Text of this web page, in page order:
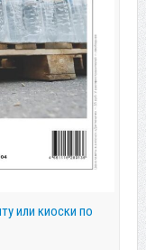
или киоски по